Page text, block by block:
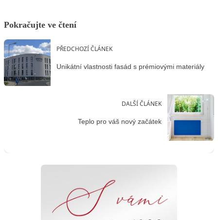
Pokračujte ve čtení
PŘEDCHOZÍ ČLÁNEK
Unikátní vlastnosti fasád s prémiovými materiály
DALŠÍ ČLÁNEK
Teplo pro váš nový začátek